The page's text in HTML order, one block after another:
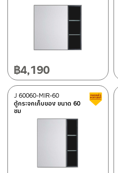
฿4,190
ตู้กระจกเก็บของ ขนาด 60
ซม
J 60060-MIR-60